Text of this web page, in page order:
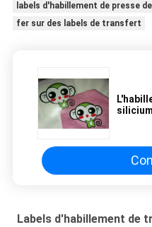
labels d'habillement de presse
fer sur des labels de transfert
Labels d'habillement de